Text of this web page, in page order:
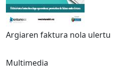
Argiaren faktura nola ulertu
Multimedia